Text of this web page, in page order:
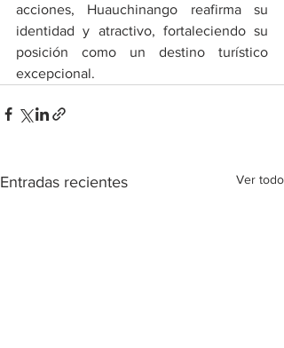
acciones, Huauchinango reafirma su
identidad y atractivo, fortaleciendo su
posición como un destino turístico
excepcional.
Entradas recientes Ver todo